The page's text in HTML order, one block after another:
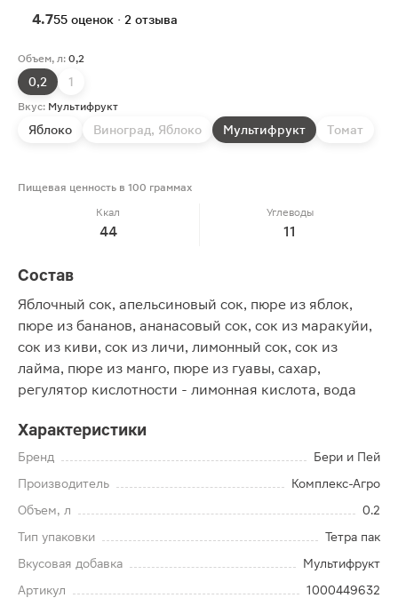
4.755 оценок · 2 отзыва
Объем, л: 0,2
0,2 1
Вкус: Мультифрукт
Яблоко Виноград, Яблоко Мультифрукт Томат
Пищевая ценность в 100 граммах
Ккал
44
Углеводы
11
Состав
Яблочный сок, апельсиновый сок, пюре из яблок,
пюре из бананов, ананасовый сок, сок из маракуйи,
сок из киви, сок из личи, лимонный сок, сок из
лайма, пюре из манго, пюре из гуавы, сахар,
регулятор кислотности - лимонная кислота, вода
Характеристики
Бренд
Бери и Пей
Производитель
Комплекс-Агро
Объем, л
0.2
Тип упаковки
Тетра пак
Вкусовая добавка
Мультифрукт
Артикул
1000449632